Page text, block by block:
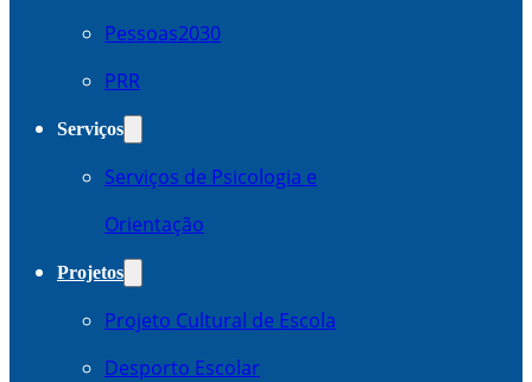
Pessoas2030
PRR
Serviços
Serviços de Psicologia e
Orientação
Projetos
Projeto Cultural de Escola
Desporto Escolar